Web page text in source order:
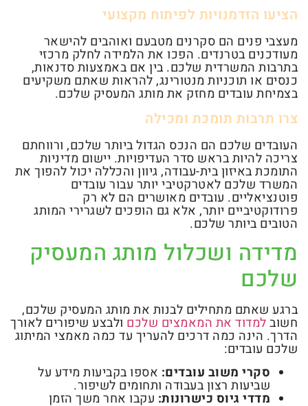
הציעו הזדמנויות לפיתוח מקצועי
מעצבי פנים הם סקרנים מטבעם ואוהבים להישאר
מעודכנים בטרנדים. הפכו את הלמידה לחלק מרכזי
בתרבות המשרדית שלכם. בין אם באמצעות סדנאות,
כנסים או תוכניות מנטורינג, להראות שאתם משקיעים
בצמיחת עובדים מחזק את מותג המעסיק שלכם.
צרו תרבות תומכת ומכילה
העובדים שלכם הם הנכס הגדול ביותר שלכם, ורווחתם
צריכה להיות בראש סדר העדיפויות. יישום מדיניות
התומכת באיזון בית-עבודה, גיוון והכללה יכול להפוך את
המשרד שלכם לאטרקטיבי יותר עבור עובדים
פוטנציאליים. עובדים מאושרים הם לא רק
פרודוקטיביים יותר, אלא גם הופכים לשגרירי המותג
הטובים ביותר שלכם.
מדידה ושכלול מותג המעסיק
שלכם
ברגע שאתם מתחילים לבנות את מותג המעסיק שלכם,
חשובלמדוד את המאמצים שלכם ולבצע שיפורים לאורך
הדרך. הינה כמה דרכים להעריך עד כמה מאמצי המיתוג
שלכם עובדים:
סקרי משוב עובדים: אספו בקביעות מידע על
שביעות רצון בעבודה ותחומים לשיפור.
מדדי גיוס כישרונות: עקבו אחר משך הזמן